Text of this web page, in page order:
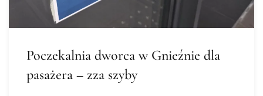
Poczekalnia dworca w Gnieźnie dla
pasażera – zza szyby